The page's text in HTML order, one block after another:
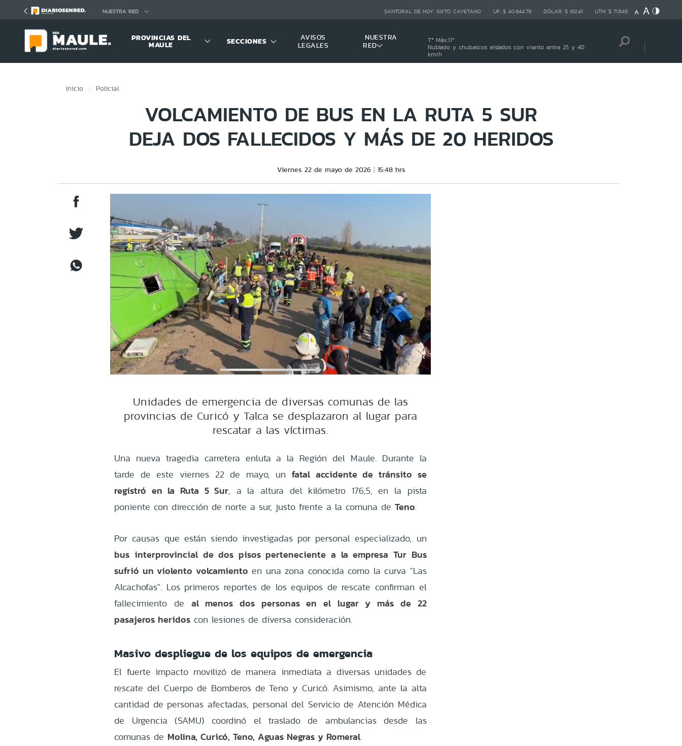
NUESTRA RED SANTORAL DE HOY: SIXTO, CAYETANO UF: $ 40.844,79 DÓLAR: $ 912,41 UTM: $ 71.649
PROVINCIAS DEL
MAULE SECCIONES
AVISOS
LEGALES
NUESTRA
RED
Tª Máx:11º
Nublado y chubascos aislados con viento entre 25 y 40
km/h
Inicio Policial
VOLCAMIENTO DE BUS EN LA RUTA 5 SUR
DEJA DOS FALLECIDOS Y MÁS DE 20 HERIDOS
Viernes 22 de mayo de 2026 15:48 hrs
Unidades de emergencia de diversas comunas de las
provincias de Curicó y Talca se desplazaron al lugar para
rescatar a las víctimas.
Una nueva tragedia carretera enluta a la Región del Maule. Durante la
tarde de este viernes 22 de mayo, unfatal accidente de tránsito se
registró en la Ruta 5 Sur, a la altura del kilómetro 176,5, en la pista
poniente con dirección de norte a sur, justo frente a la comuna deTeno.
Por causas que están siendo investigadas por personal especializado, un
bus interprovincial de dos pisos perteneciente a la empresa Tur Bus
sufrió un violento volcamiento en una zona conocida como la curva "Las
Alcachofas". Los primeros reportes de los equipos de rescate confirman el
fallecimiento de al menos dos personas en el lugar y más de 22
pasajeros heridos con lesiones de diversa consideración.
Masivo despliegue de los equipos de emergencia
El fuerte impacto movilizó de manera inmediata a diversas unidades de
rescate del Cuerpo de Bomberos de Teno y Curicó. Asimismo, ante la alta
cantidad de personas afectadas, personal del Servicio de Atención Médica
de Urgencia (SAMU) coordinó el traslado de ambulancias desde las
comunas de Molina, Curicó, Teno, Aguas Negras y Romeral.